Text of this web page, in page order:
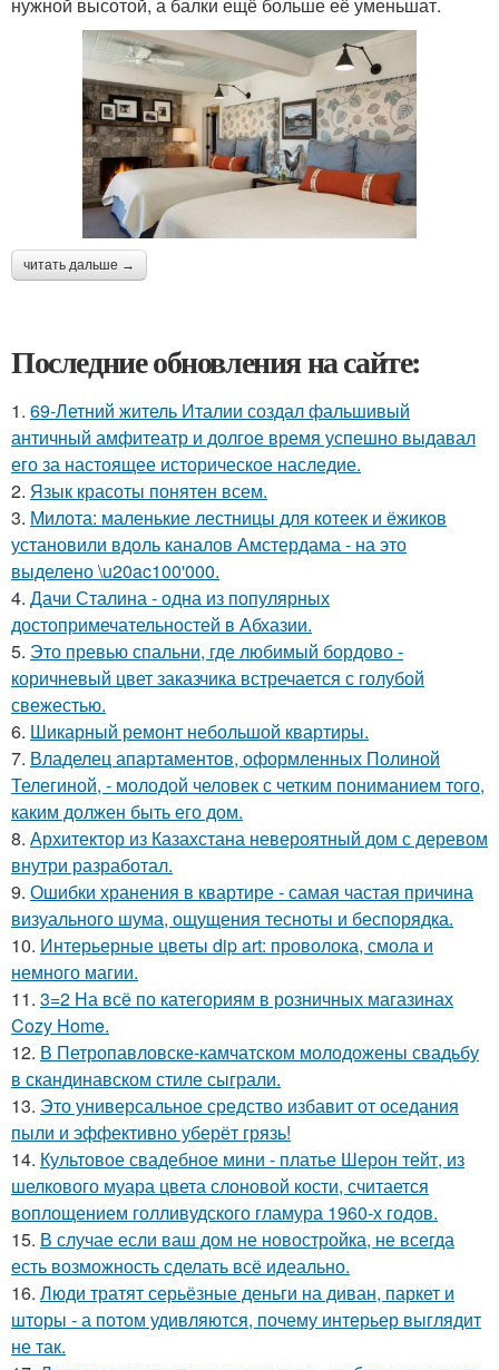
читать дальше →
Последние обновления на сайте:
1. 69-Летний житель Италии создал фальшивый
античный амфитеатр и долгое время успешно выдавал
его за настоящее историческое наследие.
2. Язык красоты понятен всем.
3. Милота: маленькие лестницы для котеек и ёжиков
установили вдоль каналов Амстердама - на это
выделено \u20ac100'000.
4. Дачи Сталина - одна из популярных
достопримечательностей в Абхазии.
5. Это превью спальни, где любимый бордово -
коричневый цвет заказчика встречается с голубой
свежестью.
6. Шикарный ремонт небольшой квартиры.
7. Владелец апартаментов, оформленных Полиной
Телегиной, - молодой человек с четким пониманием того,
каким должен быть его дом.
8. Архитектор из Казахстана невероятный дом с деревом
внутри разработал.
9. Ошибки хранения в квартире - самая частая причина
визуального шума, ощущения тесноты и беспорядка.
10. Интерьерные цветы dip art: проволока, смола и
немного магии.
11. 3=2 На всё по категориям в розничных магазинах
Cozy Home.
12. В Петропавловске-камчатском молодожены свадьбу
в скандинавском стиле сыграли.
13. Это универсальное средство избавит от оседания
пыли и эффективно уберёт грязь!
14. Культовое свадебное мини - платье Шерон тейт, из
шелкового муара цвета слоновой кости, считается
воплощением голливудского гламура 1960-х годов.
15. В случае если ваш дом не новостройка, не всегда
есть возможность сделать всё идеально.
16. Люди тратят серьёзные деньги на диван, паркет и
шторы - а потом удивляются, почему интерьер выглядит
не так.